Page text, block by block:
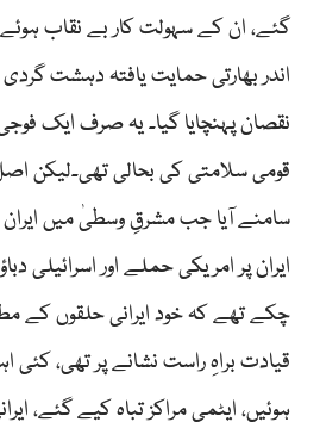
گئے، ان کے سہولت کار بے نقاب ہوئے،
اندر بھارتی حمایت یافتہ دہشت گردی
نقصان پہنچایا گیا۔ یہ صرف ایک فوجی
قومی سلامتی کی بحالی تھی۔لیکن
سامنے آیا جب مشرقِ وسطیٰ میں ایران
ایران پر امریکی حملے اور اسرائیلی
چکے تھے کہ خود ایرانی حلقوں کے
قیادت براہِ راست نشانے پر تھی، کئی
ہوئیں، ایٹمی مراکز تباہ کیے گئے،